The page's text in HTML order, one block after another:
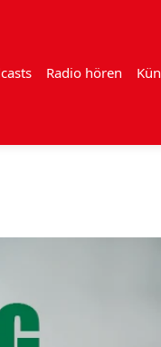
Radio hören